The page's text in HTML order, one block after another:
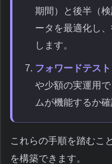
期間）と後半（
ータを最適化し
します。
フォワードテスト
や少額の実運用
ムが機能するか確
これらの手順を踏むこ
を構築できます。